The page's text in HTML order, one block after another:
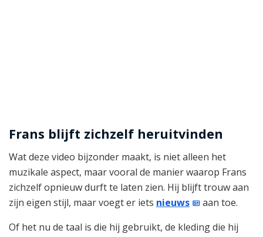
Frans blijft zichzelf heruitvinden
Wat deze video bijzonder maakt, is niet alleen het
muzikale aspect, maar vooral de manier waarop Frans
zichzelf opnieuw durft te laten zien. Hij blijft trouw aan
zijn eigen stijl, maar voegt er iets nieuws
aan toe.
Of het nu de taal is die hij gebruikt, de kleding die hij